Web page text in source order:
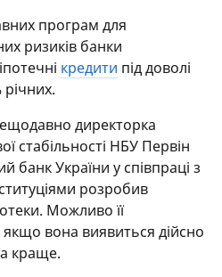
програм для
ризиків банки
кредити під доволі
річних.
директорка
стабільності НБУ Первін
банк України у співпраці з
розробив
Можливо її
вона виявиться дійсно
краще.